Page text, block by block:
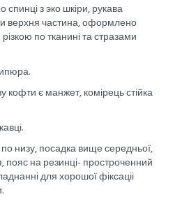
з эко шкіри, рукава
верхня частина, оформлено
по тканині та стразами
кофти є манжет, комірець стійка
низу, посадка вище середньої,
пояс на резинці- простроченний
для хорошої фіксаціі